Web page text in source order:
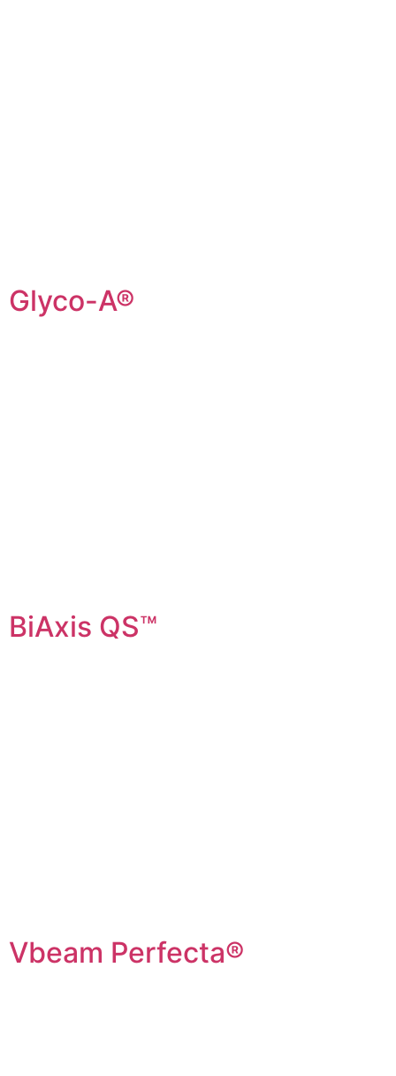
Glyco-A®
BiAxis QS™
Vbeam Perfecta®